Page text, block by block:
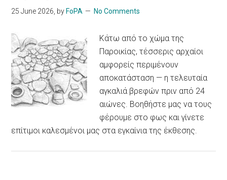
25 June 2026, by FoPA No Comments
Κάτω από το χώμα της
Παροικίας, τέσσερις αρχαίοι
αμφορείς περιμένουν
αποκατάσταση — η τελευταία
αγκαλιά βρεφών πριν από 24
αιώνες. Βοηθήστε μας να τους
φέρουμε στο φως και γίνετε
επίτιμοι καλεσμένοι μας στα εγκαίνια της έκθεσης.